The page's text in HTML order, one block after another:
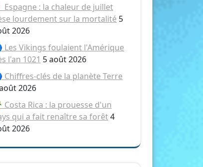
Espagne : la chaleur de juillet
lourdement sur la mortalité 5
2026
Les Vikings foulaient l'Amérique
l'an 1021 5 août 2026
Chiffres-clés de la planète Terre
2026
Costa Rica : la prouesse d'un
qui a fait renaître sa forêt4
2026